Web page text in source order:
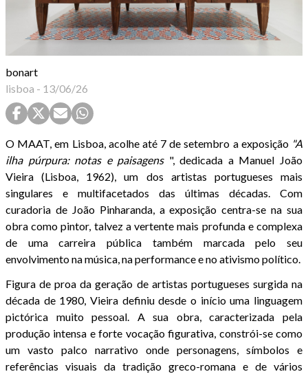
bonart
lisboa - 13/06/26
O MAAT, em Lisboa, acolhe até 7 de setembro a exposição "A
ilha púrpura: notas e paisagens", dedicada a Manuel João
Vieira (Lisboa, 1962), um dos artistas portugueses mais
singulares e multifacetados das últimas décadas. Com
curadoria de João Pinharanda, a exposição centra-se na sua
obra como pintor, talvez a vertente mais profunda e complexa
de uma carreira pública também marcada pelo seu
envolvimento na música, na performance e no ativismo político.
Figura de proa da geração de artistas portugueses surgida na
década de 1980, Vieira definiu desde o início uma linguagem
pictórica muito pessoal. A sua obra, caracterizada pela
produção intensa e forte vocação figurativa, constrói-se como
um vasto palco narrativo onde personagens, símbolos e
referências visuais da tradição greco-romana e de vários